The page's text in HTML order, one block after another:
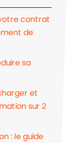
contrat
de
sa
et
sur 2
: le guide